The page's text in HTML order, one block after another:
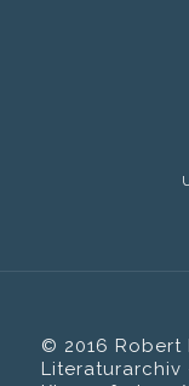
© 2016 Robert
Literaturarchiv